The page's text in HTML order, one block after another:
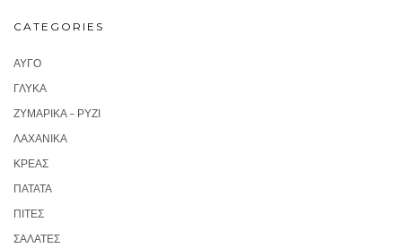
CATEGORIES
ΑΥΓΌ
ΓΛΥΚΆ
ΖΥΜΑΡΙΚΆ – ΡΎΖΙ
ΛΑΧΑΝΙΚΆ
ΚΡΈΑΣ
ΠΑΤΆΤΑ
ΠΊΤΕΣ
ΣΑΛΆΤΕΣ